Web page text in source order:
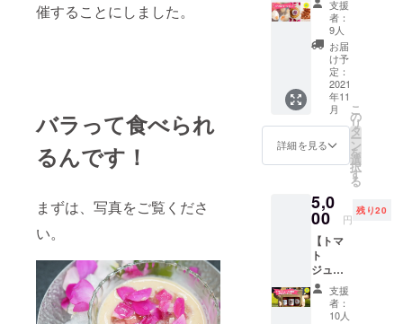
催することにしました。
バラって食べられ
るんです！
まずは、写真をご覧くださ
い。
で黒文
字の商
品化を
行いま
した。
夏休み
を利用
して、
大人が
とって
きた黒
葉を外
したり
袋詰め
をした
りしま
した。
応援よ
ろしく
玖島
ローズ
賞味期
限 発送
から約
６ヶ月
●香るバ
ラのラ
ングド
枚) 玖
島ロー
発送か
ら約
４ヶ月
●お礼の
お手紙
フェッ
トチー
ネ ロー
(200g)
飛騨
食〜
HIDASY
OKU~
約3週間
●香るバ
ラのし
ずく
(125g)
玖島
ローズ
賞味期
限 発送
す。 賞
味期
限 発
送から
約3週間
●バラの
塩(10g)
玖島
ローズ
●バラ酢
180ml 1
本 賞味
期限
発送か
ら約2ヶ
月 ●葛
の花び
らド
レッシ
ング
ト】 バ
ラのス
イーツ
のみを
集めま
した！
◆お届
け内容
◆ ●
ローズ
キャン
ディ
12~13
個) 玖島
ローズ
賞味期
限
2022年
7月 ●香
るバラ
のラン
支援
者：
9人
お届
け予
定：
2021
年11
月
詳細を見る
こ
の
リ
タ
ー
ン
を
選
択
す
る
5,0
00 円
残り20
【トマ
ト
ジュー
ス３種
類飲み
比べ
支援
者：
10人